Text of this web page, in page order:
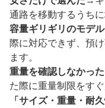
通路を移動するうち
容量ギリギリのモデ
際に対応できず、預
ます。
重量を確認しなかった
た際に重量制限をす
「サイズ・重量・耐